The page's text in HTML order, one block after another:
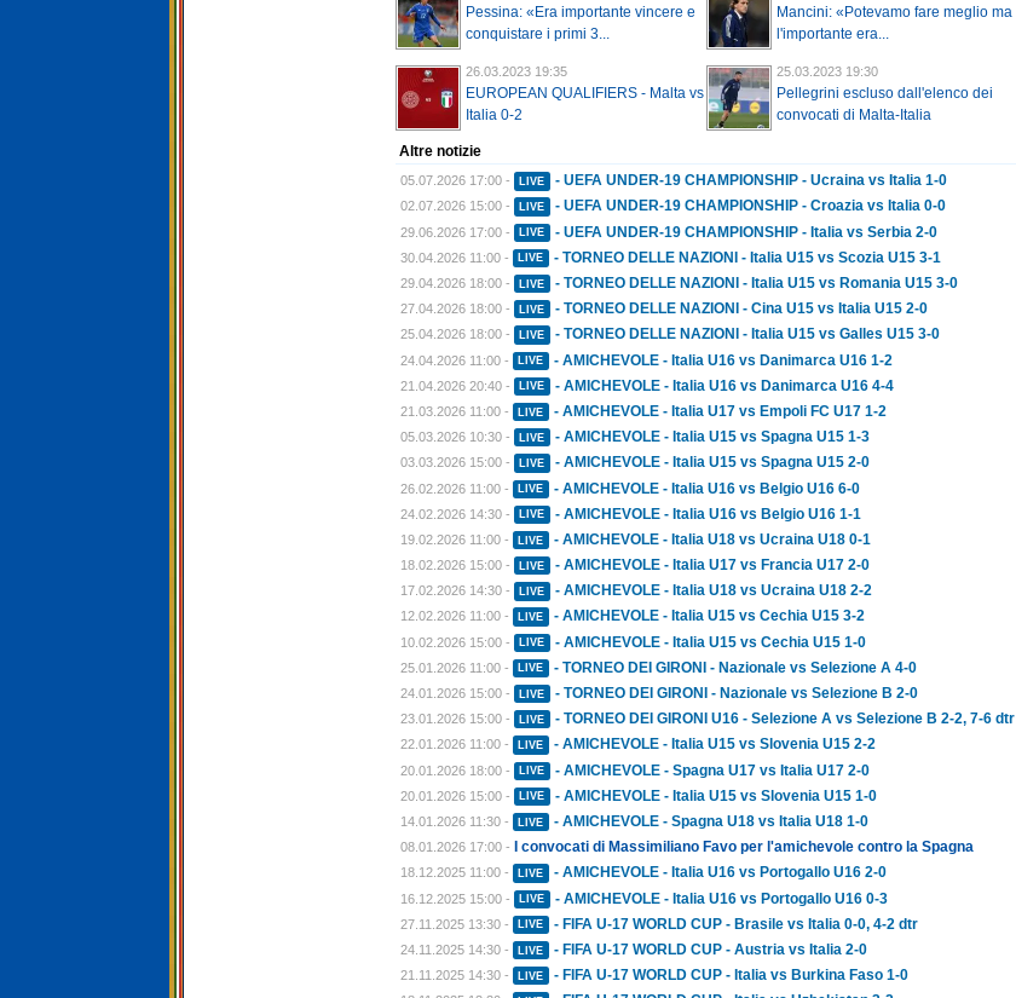
Pessina: «Era importante vincere e
conquistare i primi 3...
Mancini: «Potevamo fare meglio ma
l'importante era...
26.03.2023 19:35
EUROPEAN QUALIFIERS - Malta vs
Italia 0-2
25.03.2023 19:30
Pellegrini escluso dall'elenco dei
convocati di Malta-Italia
Altre notizie
05.07.2026 17:00 - LIVE - UEFA UNDER-19 CHAMPIONSHIP - Ucraina vs Italia 1-0
02.07.2026 15:00 - LIVE - UEFA UNDER-19 CHAMPIONSHIP - Croazia vs Italia 0-0
29.06.2026 17:00 - LIVE - UEFA UNDER-19 CHAMPIONSHIP - Italia vs Serbia 2-0
30.04.2026 11:00 - LIVE - TORNEO DELLE NAZIONI - Italia U15 vs Scozia U15 3-1
29.04.2026 18:00 - LIVE - TORNEO DELLE NAZIONI - Italia U15 vs Romania U15 3-0
27.04.2026 18:00 - LIVE - TORNEO DELLE NAZIONI - Cina U15 vs Italia U15 2-0
25.04.2026 18:00 - LIVE - TORNEO DELLE NAZIONI - Italia U15 vs Galles U15 3-0
24.04.2026 11:00 - LIVE - AMICHEVOLE - Italia U16 vs Danimarca U16 1-2
21.04.2026 20:40 - LIVE - AMICHEVOLE - Italia U16 vs Danimarca U16 4-4
21.03.2026 11:00 - LIVE - AMICHEVOLE - Italia U17 vs Empoli FC U17 1-2
05.03.2026 10:30 - LIVE - AMICHEVOLE - Italia U15 vs Spagna U15 1-3
03.03.2026 15:00 - LIVE - AMICHEVOLE - Italia U15 vs Spagna U15 2-0
26.02.2026 11:00 - LIVE - AMICHEVOLE - Italia U16 vs Belgio U16 6-0
24.02.2026 14:30 - LIVE - AMICHEVOLE - Italia U16 vs Belgio U16 1-1
19.02.2026 11:00 - LIVE - AMICHEVOLE - Italia U18 vs Ucraina U18 0-1
18.02.2026 15:00 - LIVE - AMICHEVOLE - Italia U17 vs Francia U17 2-0
17.02.2026 14:30 - LIVE - AMICHEVOLE - Italia U18 vs Ucraina U18 2-2
12.02.2026 11:00 - LIVE - AMICHEVOLE - Italia U15 vs Cechia U15 3-2
10.02.2026 15:00 - LIVE - AMICHEVOLE - Italia U15 vs Cechia U15 1-0
25.01.2026 11:00 - LIVE - TORNEO DEI GIRONI - Nazionale vs Selezione A 4-0
24.01.2026 15:00 - LIVE - TORNEO DEI GIRONI - Nazionale vs Selezione B 2-0
23.01.2026 15:00 - LIVE - TORNEO DEI GIRONI U16 - Selezione A vs Selezione B 2-2, 7-6 dtr
22.01.2026 11:00 - LIVE - AMICHEVOLE - Italia U15 vs Slovenia U15 2-2
20.01.2026 18:00 - LIVE - AMICHEVOLE - Spagna U17 vs Italia U17 2-0
20.01.2026 15:00 - LIVE - AMICHEVOLE - Italia U15 vs Slovenia U15 1-0
14.01.2026 11:30 - LIVE - AMICHEVOLE - Spagna U18 vs Italia U18 1-0
08.01.2026 17:00 - I convocati di Massimiliano Favo per l'amichevole contro la Spagna
18.12.2025 11:00 - LIVE - AMICHEVOLE - Italia U16 vs Portogallo U16 2-0
16.12.2025 15:00 - LIVE - AMICHEVOLE - Italia U16 vs Portogallo U16 0-3
27.11.2025 13:30 - LIVE - FIFA U-17 WORLD CUP - Brasile vs Italia 0-0, 4-2 dtr
24.11.2025 14:30 - LIVE - FIFA U-17 WORLD CUP - Austria vs Italia 2-0
21.11.2025 14:30 - LIVE - FIFA U-17 WORLD CUP - Italia vs Burkina Faso 1-0